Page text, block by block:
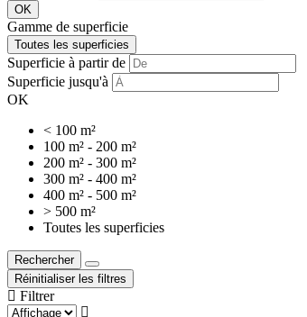
OK
Gamme de superficie
Toutes les superficies
Superficie à partir de
Superficie jusqu'à
OK
< 100 m²
100 m² - 200 m²
200 m² - 300 m²
300 m² - 400 m²
400 m² - 500 m²
> 500 m²
Toutes les superficies
Rechercher
Toggle
Dropdown
Réinitialiser les filtres
Filtrer